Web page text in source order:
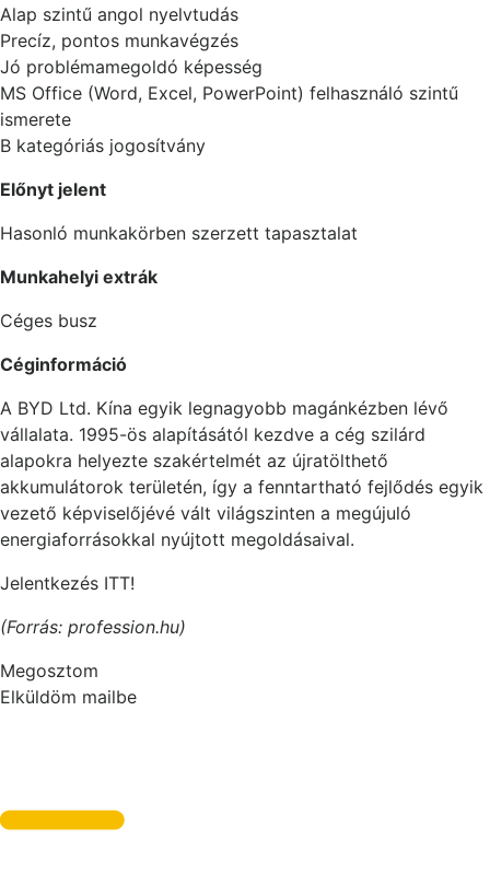
Alap szintű angol nyelvtudás
Precíz, pontos munkavégzés
Jó problémamegoldó képesség
MS Office (Word, Excel, PowerPoint) felhasználó szintű
ismerete
B kategóriás jogosítvány
Előnyt jelent
Hasonló munkakörben szerzett tapasztalat
Munkahelyi extrák
Céges busz
Céginformáció
A BYD Ltd. Kína egyik legnagyobb magánkézben lévő
vállalata. 1995-ös alapításától kezdve a cég szilárd
alapokra helyezte szakértelmét az újratölthető
akkumulátorok területén, így a fenntartható fejlődés egyik
vezető képviselőjévé vált világszinten a megújuló
energiaforrásokkal nyújtott megoldásaival.
Jelentkezés ITT!
(Forrás: profession.hu)
Megosztom
Elküldöm mailbe